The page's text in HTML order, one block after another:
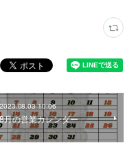
2023.08.03 10:06
8月の営業カレンダー